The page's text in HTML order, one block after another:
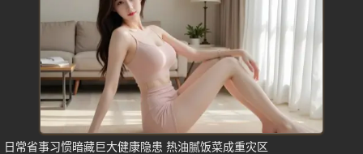
日常省事习惯暗藏巨大健康隐患 热油腻饭菜成重灾区